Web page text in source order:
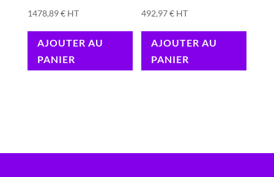
1478,89€ HT
AJOUTER AU
PANIER
492,97€ HT
AJOUTER AU
PANIER